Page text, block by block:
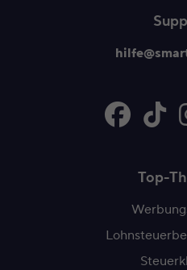
Top-